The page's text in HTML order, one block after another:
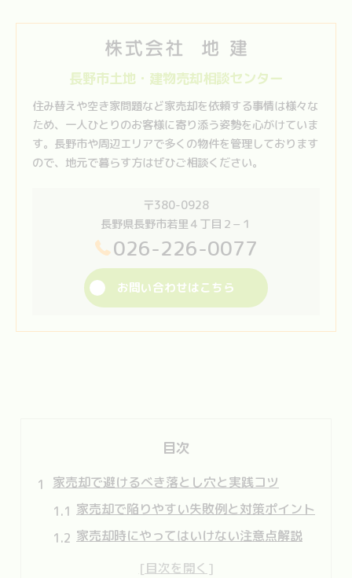
長野市土地・建物売却相談センター
住み替えや空き家問題など家売却を依頼する事情は様々な
ため、一人ひとりのお客様に寄り添う姿勢を心がけていま
す。長野市や周辺エリアで多くの物件を管理しております
ので、地元で暮らす方はぜひご相談ください。
〒380-0928
長野県長野市若里４丁目２−１
026-226-0077
お問い合わせはこちら
目次
家売却で避けるべき落とし穴と実践コツ
家売却で陥りやすい失敗例と対策ポイント
家売却時にやってはいけない注意点解説
不動産屋が嫌がる家売却のNG行動とは